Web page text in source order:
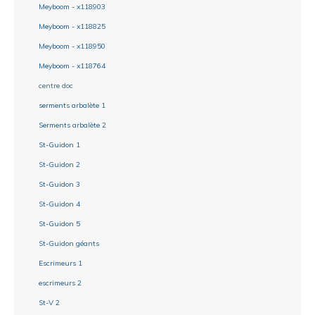
Meyboom - x118903
Meyboom - x118825
Meyboom - x118950
Meyboom - x118764
centre doc
serments arbalète 1
Serments arbalète 2
St-Guidon 1
St-Guidon 2
St-Guidon 3
St-Guidon 4
St-Guidon 5
St-Guidon géants
Escrimeurs 1
escrimeurs 2
St-V 2